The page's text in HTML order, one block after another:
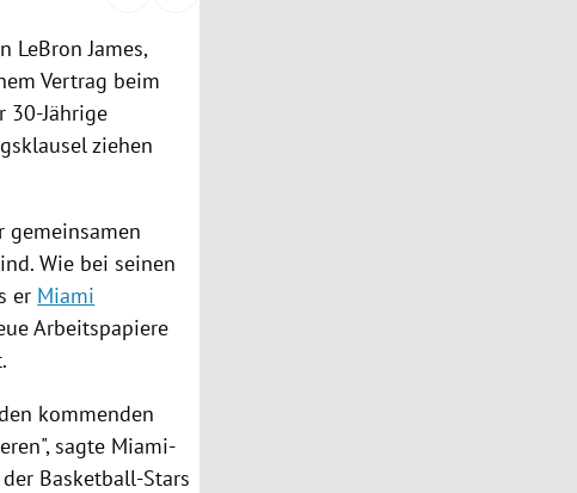
LeBron James,
Vertrag beim
30-Jährige
ziehen
gemeinsamen
Wie bei seinen
er Miami
Arbeitspapiere
.
kommenden
sagte Miami-
Basketball-Stars